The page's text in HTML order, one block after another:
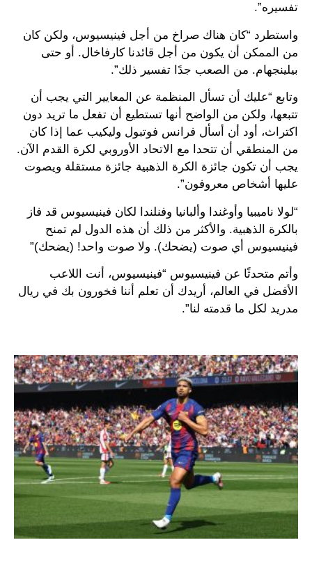
تفسيره”.
واستطرد “كان هناك صراخ من أجل فينيسيوس، ولكن كان
من الممكن أن يكون من أجل قائدنا كارفاخال. أو حتى
بيلينجهام. من الصعب جدًا تفسير ذلك”.
وتابع “عليك أن تسأل المنظمة عن المعايير التي يجب أن
تتبعها، ولكن من الواضح أنها تستطيع أن تفعل ما تريد دون
اكتراث، أود أن أسأل فرانس فوتبول وليكيب عما إذا كان
من المنطقي أن تتحدا مع الاتحاد الأوروبي لكرة القدم الآن.
يجب أن تكون جائزة الكرة الذهبية جائزة مستقلة ويصوت
عليها أشخاص معروفون”.
“لولا ناميبيا وأوغندا وألبانيا وفنلندا لكان فينيسيوس قد فاز
بالكرة الذهبية. والأكثر من ذلك أن هذه الدول لم تمنح
فينيسيوس أي صوت (يضحك). ولا صوت واحد! (يضحك)”
وأتم متحدثًا عن فينيسيوس “فينيسيوس، أنت اللاعب
الأفضل في العالم، أريدك أن تعلم أننا فخورون بك في ريال
مدريد لكل ما قدمته لنا”.